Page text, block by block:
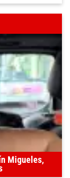
Migueles,